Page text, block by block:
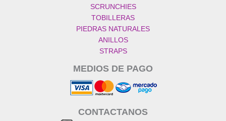
SCRUNCHIES
TOBILLERAS
PIEDRAS NATURALES
ANILLOS
STRAPS
MEDIOS DE PAGO
CONTACTANOS